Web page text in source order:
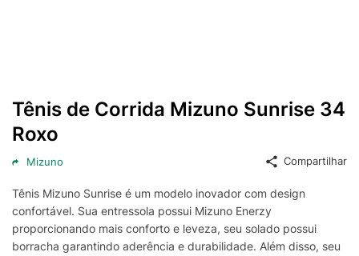
Tênis de Corrida Mizuno Sunrise 34
Roxo
Mizuno Compartilhar
Tênis Mizuno Sunrise é um modelo inovador com design
confortável. Sua entressola possui Mizuno Enerzy
proporcionando mais conforto e leveza, seu solado possui
borracha garantindo aderência e durabilidade. Além disso, seu